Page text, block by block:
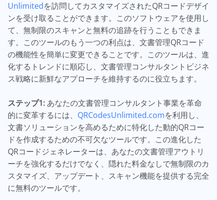
Unlimitedを訪問してカスタマイズされたQRコードデザイ
ンを受け取ることができます。このソフトウェアを使用し
て、無制限のスキャンと無料の追跡を行うこともできま
す。このツールのもう一つの利点は、文書管理QRコード
の機能性を簡単に変更できることです。このツールは、進
化するトレンドに順応し、文書管理コンサルタントビジネ
ス戦略に新鮮なアプローチを維持するのに役立ちます。
ステップ1: あなたの文書管理コンサルタント事業を革命
的に変革するには、 QRCodesUnlimited.comを利用し、
文書ソリューションを高めるために特化した動的QRコー
ドを作成するための不可欠なツールです。この進化した
QRコードジェネレーターは、あなたの文書管理アウトリ
ーチを強化するだけでなく、隠れた料金なしで無制限のカ
スタマイズ、アップデート、スキャン機能を提供する完全
に無料のツールです。